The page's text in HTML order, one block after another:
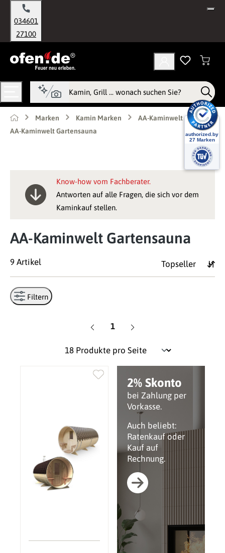
springen
034601
27100
Marken Kamin Marken
AA-Kaminwelt
AA-Kaminwelt Gartensauna
Know-how vom Fachberater.
Antworten auf alle Fragen, die sich vor dem
Kaminkauf stellen.
AA-Kaminwelt Gartensauna
9 Artikel
Filtern
Seite
1
2% Skonto
bei Zahlung per
Vorkasse.
Auch beliebt:
Ratenkauf oder
Kauf auf
Rechnung.